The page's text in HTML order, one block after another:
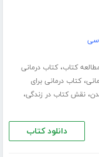
کتاب،کتاب درمانی
،کتاب درمانی برای
،نقش کتاب در زندگی،
دانلود کتاب